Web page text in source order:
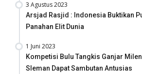
3 Agustus 2023
Arsjad Rasjid : Indonesia Buktikan
Panahan Elit Dunia
1 Juni 2023
Kompetisi Bulu Tangkis Ganjar
Sleman Dapat Sambutan Antusias